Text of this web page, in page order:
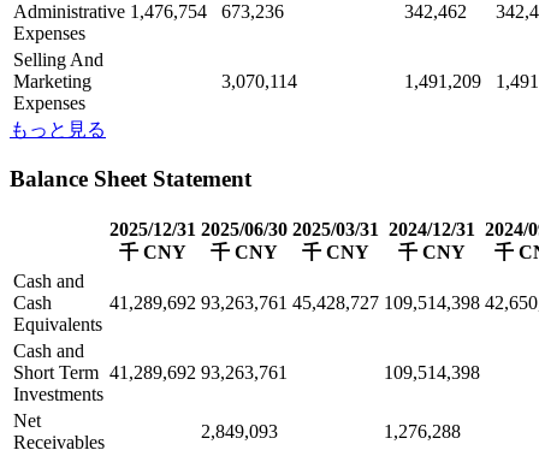
Administrative
Expenses
1,476,754 673,236 342,462
Selling And
Marketing
Expenses
3,070,114 1,491,209
もっと見る
Balance Sheet Statement
2025/12/31
千 CNY
2025/06/30
千 CNY
2025/03/31
千 CNY
2024/12/31
千 CNY
2024/
千
Cash and
Cash
Equivalents
41,289,692 93,263,761 45,428,727 109,514,398
Cash and
Short Term
Investments
41,289,692 93,263,761 109,514,398
Net
Receivables
2,849,093
1,276,288